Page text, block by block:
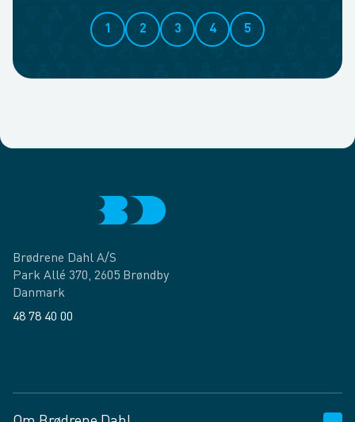
1 2 3 4 5
Brødrene Dahl A/S
Park Allé 370, 2605 Brøndby
Danmark
48 78 40 00